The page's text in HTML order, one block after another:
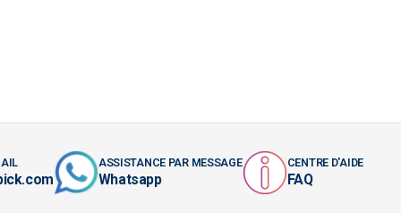
ASSISTANCE PAR MESSAGE
Whatsapp
CENTRE D'AIDE
FAQ